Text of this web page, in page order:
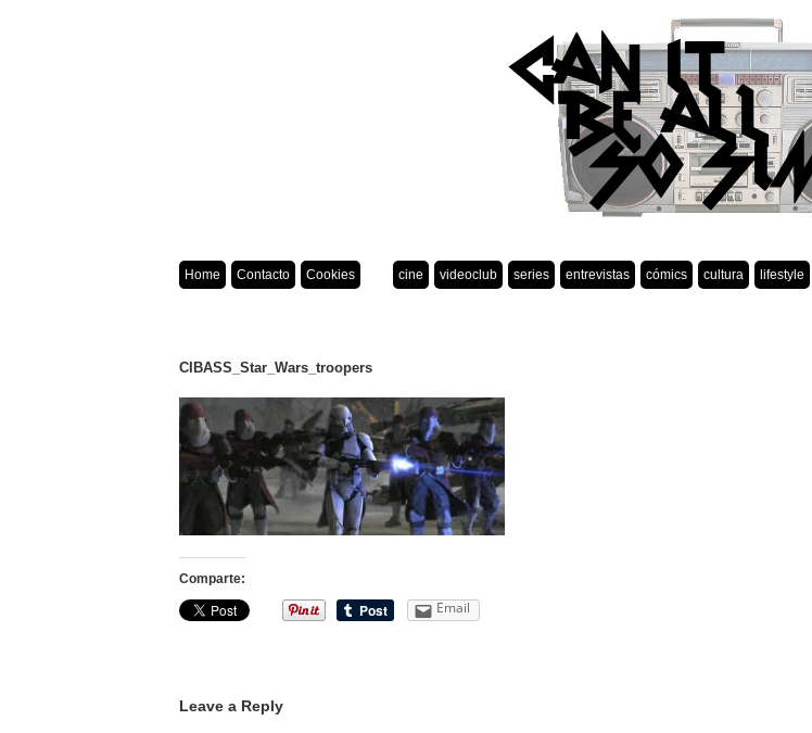
Home Contacto Cookies cine videoclub series entrevistas cómics cultura lifestyle
CIBASS_Star_Wars_troopers
Comparte:
Email
Leave a Reply